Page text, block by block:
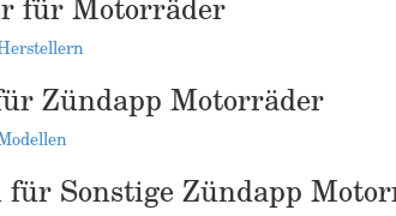
Zündapp Motorräder
Sonstige Zündapp